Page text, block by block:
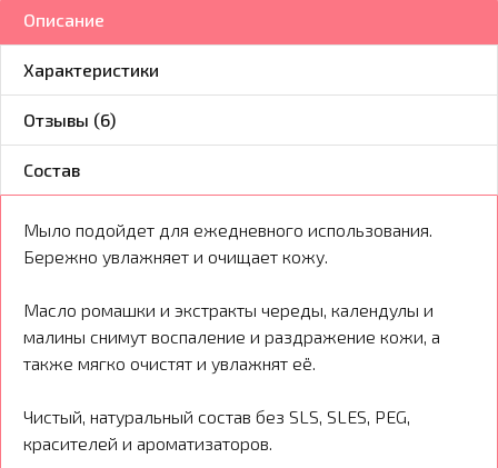
Описание
Характеристики
Отзывы (6)
Состав
Мыло подойдет для ежедневного использования.
Бережно увлажняет и очищает кожу.
Масло ромашки и экстракты череды, календулы и
малины снимут воспаление и раздражение кожи, а
также мягко очистят и увлажнят её.
Чистый, натуральный состав без SLS, SLES, PEG,
красителей и ароматизаторов.